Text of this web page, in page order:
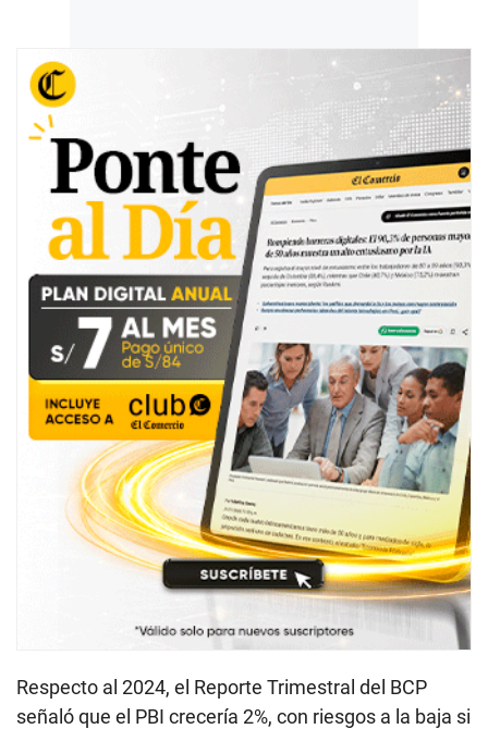
Respecto al 2024, el Reporte Trimestral del BCP
señaló que el PBI crecería 2%, con riesgos a la baja si